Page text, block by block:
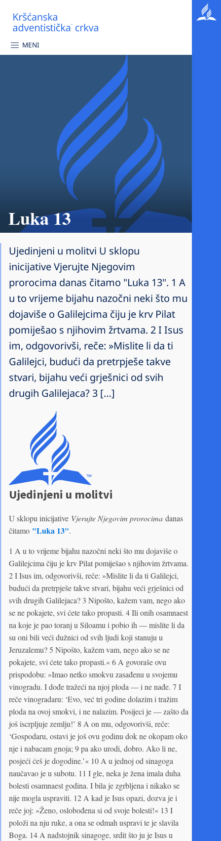
MENI
Luka 13
Ujedinjeni u molitvi U sklopu
inicijative Vjerujte Njegovim
prorocima danas čitamo "Luka 13". 1 A
u to vrijeme bijahu nazočni neki što mu
dojaviše o Galilejcima čiju je krv Pilat
pomiješao s njihovim žrtvama. 2 I Isus
im, odgovorivši, reče: »Mislite li da ti
Galilejci, budući da pretrpješe takve
stvari, bijahu veći grješnici od svih
drugih Galilejaca? 3 […]
Ujedinjeni u molitvi
U sklopu inicijative Vjerujte Njegovim prorocima danas
čitamo "Luka 13".
1 A u to vrijeme bijahu nazočni neki što mu dojaviše o
Galilejcima čiju je krv Pilat pomiješao s njihovim žrtvama.
2 I Isus im, odgovorivši, reče: »Mislite li da ti Galilejci,
budući da pretrpješe takve stvari, bijahu veći grješnici od
svih drugih Galilejaca? 3 Nipošto, kažem vam, nego ako
se ne pokajete, svi ćete tako propasti. 4 Ili onih osamnaest
na koje je pao toranj u Siloamu i pobio ih — mislite li da
su oni bili veći dužnici od svih ljudi koji stanuju u
Jeruzalemu? 5 Nipošto, kažem vam, nego ako se ne
pokajete, svi ćete tako propasti.« 6 A govoraše ovu
prispodobu: »Imao netko smokvu zasađenu u svojemu
vinogradu. I dođe tražeći na njoj ploda — i ne nađe. 7 I
reče vinogradaru: ‘Evo, već tri godine dolazim i tražim
ploda na ovoj smokvi, i ne nalazim. Posijeci je — zašto da
još iscrpljuje zemlju!’ 8 A on mu, odgovorivši, reče:
‘Gospodaru, ostavi je još ovu godinu dok ne okopam oko
nje i nabacam gnoja; 9 pa ako urodi, dobro. Ako li ne,
posjeći ćeš je dogodine.’« 10 A u jednoj od sinagoga
naučavao je u subotu. 11 I gle, neka je žena imala duha
bolesti osamnaest godina. I bila je zgrbljena i nikako se
nije mogla uspraviti. 12 A kad je Isus opazi, dozva je i
reče joj: »Ženo, oslobođena si od svoje bolesti!« 13 I
položi na nju ruke, a ona se odmah uspravi te je slavila
Boga. 14 A nadstojnik sinagoge, srdit što ju je Isus u